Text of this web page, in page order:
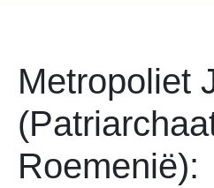
Metropoliet
Roemenië):